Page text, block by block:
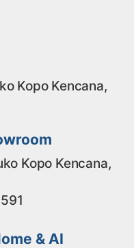
Kopo Kencana,
Kopo Kencana,
& AI